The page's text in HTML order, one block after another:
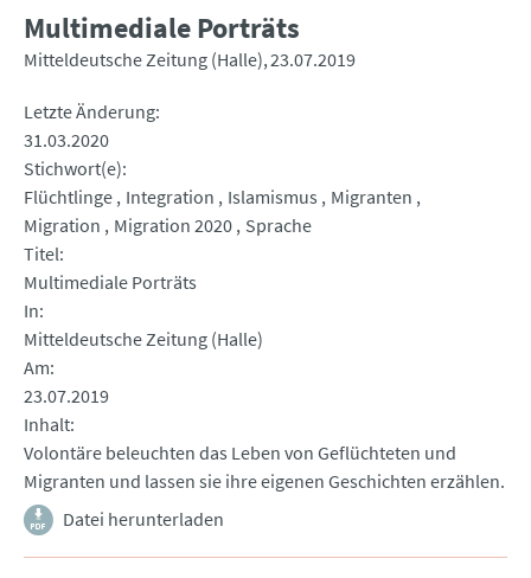
Multimediale Porträts
Mitteldeutsche Zeitung (Halle) 23.07.2019
Letzte Änderung
31.03.2020
Stichwort(e)
Flüchtlinge Integration Islamismus
Migranten
Migration
Migration 2020 Sprache
Titel
Multimediale Porträts
In
Mitteldeutsche Zeitung (Halle)
Am
23.07.2019
Inhalt
Volontäre beleuchten das Leben von Geflüchteten und
Migranten und lassen sie ihre eigenen Geschichten erzählen.
Datei herunterladen